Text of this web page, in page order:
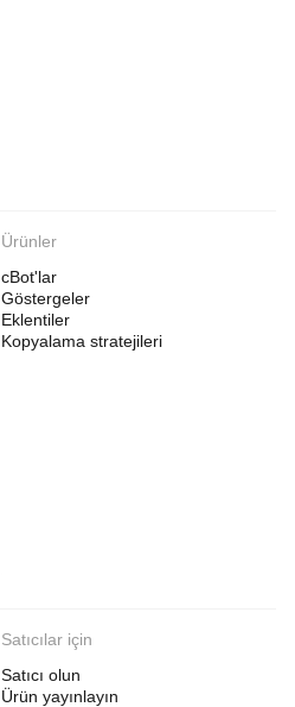
Ürünler
cBot'lar
Göstergeler
Eklentiler
Kopyalama stratejileri
Satıcılar için
Satıcı olun
Ürün yayınlayın